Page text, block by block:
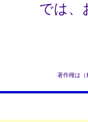
では、
著作権は（